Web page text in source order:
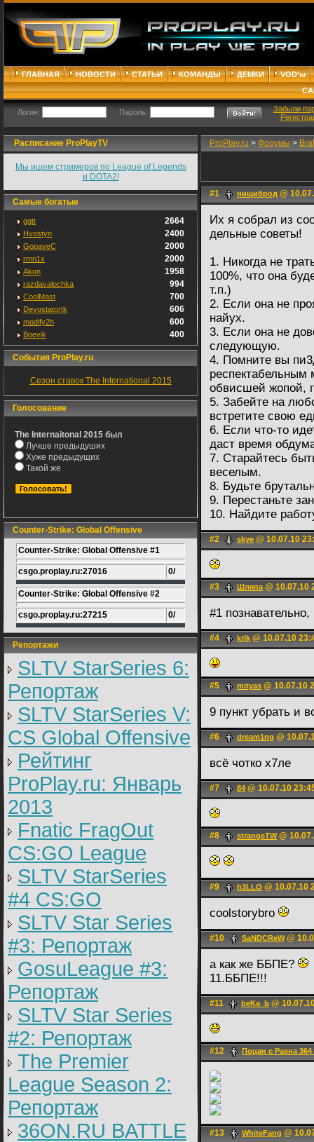
ГЛАВНАЯ НОВОСТИ СТАТЬИ КОМАНДЫ ДЕМКИ
VOD'ы
Логин: Пароль:
Забыли
Расписание ProPlayTV
Мы ищем стримеров по League of Legends
и DOTA2!
Самые богатые
ggtt 2664
Hvostyn 2400
GopaveC 2000
rmn1x 2000
Akon 1958
razdavalochka 994
CoolMast 700
Devostatortk 606
modify2h 600
Boevik 400
События ProPlay.ru
Сезон ставок The International 2015
Голосование
The Internaitonal 2015 был
Лучше предыдуших
Хуже предыдущих
Такой же
Counter-Strike: Global Offensive
Counter-Strike: Global Offensive #1
csgo.proplay.ru:27016 0/
Counter-Strike: Global Offensive #2
csgo.proplay.ru:27215 0/
Репортажи
SLTV StarSeries 6:
Репортаж
SLTV StarSeries V:
CS Global Offensive
Рейтинг
ProPlay.ru: Январь
2013
Fnatic FragOut
CS:GO League
SLTV StarSeries
#4 CS:GO
SLTV Star Series
#3: Репортаж
GosuLeague #3:
Репортаж
SLTV Star Series
#2: Репортаж
The Premier
League Season 2:
Репортаж
36ON.RU BATTLE
ProPlay.ru > Форумы >
#1 нищиброд @
Их я собрал из
дельные советы!
1. Никогда не
100%, что она
т.п.)
2. Если она не
найух.
3. Если она не
следующую.
4. Помните вы
респектабельным
обвисшей жопой,
5. Забейте на
встретите свою
6. Если что-то
даст время
7. Старайтесь
веселым.
8. Будьте
9. Перестаньте
10. Найдите
#2 skye @ 10.07.10
#3 Шляпа@ 10.07.10
#1
#4 krlk @ 10.07.10
#5 mityas @ 10.07.10
9 пункт убрать и
#6 dream1ng @
всё чотко х7ле
#7 84 @ 10.07.10
#8 strangeTW@
#9 h3LLO @ 10.07.10
coolstorybro
#10 SaNDCReW@
а как же ББПЕ?
11.ББПЕ!!!
#11 beKa_b @
#12 Поцан с Раена
#13 WhiteFаng @